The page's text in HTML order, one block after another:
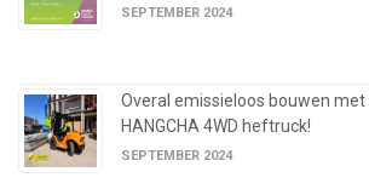
SEPTEMBER 2024
Overal emissieloos bouwen
HANGCHA 4WD heftruck!
SEPTEMBER 2024